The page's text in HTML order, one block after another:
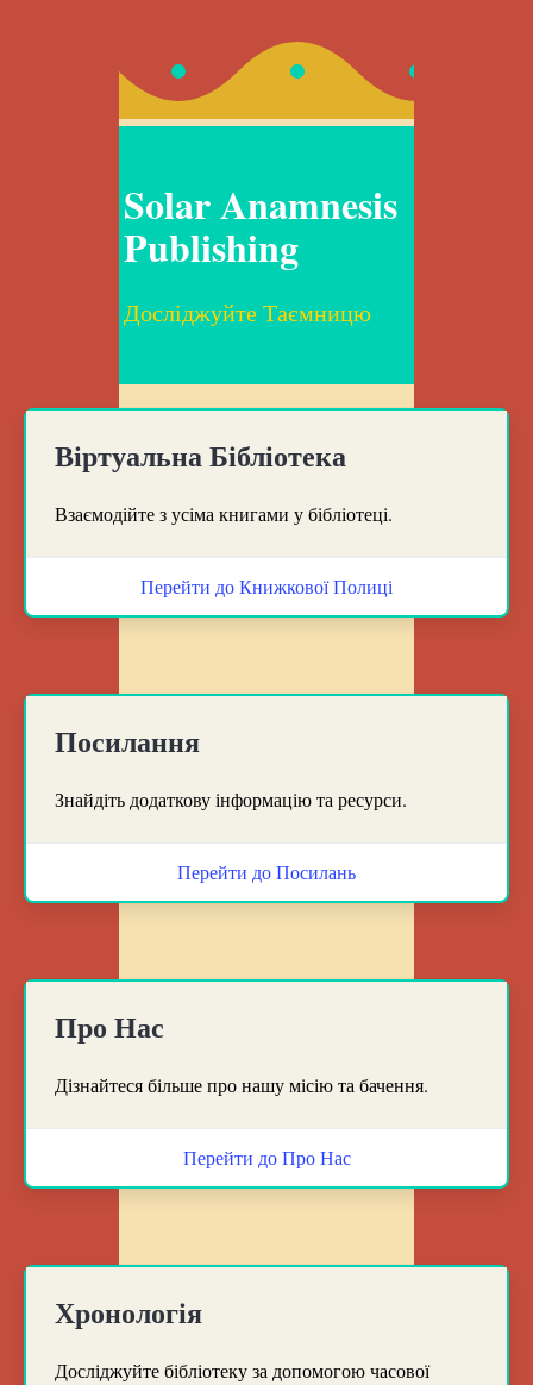
Solar Anamnesis
Publishing
Досліджуйте Таємницю
Віртуальна Бібліотека
Взаємодійте з усіма книгами у бібліотеці.
Перейти до Книжкової Полиці
Посилання
Знайдіть додаткову інформацію та ресурси.
Перейти до Посилань
Про Нас
Дізнайтеся більше про нашу місію та бачення.
Перейти до Про Нас
Хронологія
Досліджуйте бібліотеку за допомогою часової